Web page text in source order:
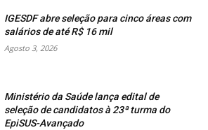
IGESDF abre seleção para cinco áreas com
salários de até R$ 16 mil
Agosto 3, 2026
Ministério da Saúde lança edital de
seleção de candidatos à 23ª turma do
EpiSUS-Avançado